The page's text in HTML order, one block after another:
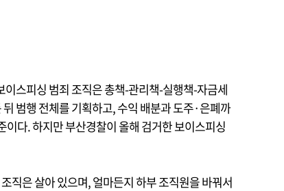
스피싱 범죄 조직은 총책-관리책-실행책-자금세
범행 전체를 기획하고, 수익 배분과 도주·은폐까
다. 하지만 부산경찰이 올해 검거한 보이스피싱
직은 살아 있으며, 얼마든지 하부 조직원을 바꿔서